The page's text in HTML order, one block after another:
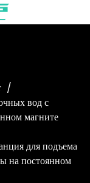
/
вод с
магните
для подъема
на постоянном